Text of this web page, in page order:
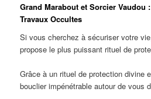
Grand Marabout et Sorcier Vaudou
Travaux Occultes
Si vous cherchez à sécuriser votre
propose le plus puissant rituel de
Grâce à un rituel de protection divine
bouclier impénétrable autour de vous